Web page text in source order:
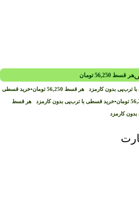
هر قسط 56,250 تومان
ترب‌پی بدون کارمزد هر قسط 56,250 تومان•خرید قسطی
تومان•خرید قسطی با ترب‌پی بدون کارمزد هر قسط
کارمزد